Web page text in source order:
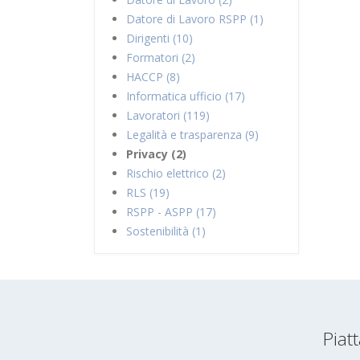
Datore di Lavoro RSPP (1)
Dirigenti (10)
Formatori (2)
HACCP (8)
Informatica ufficio (17)
Lavoratori (119)
Legalità e trasparenza (9)
Privacy (2)
Rischio elettrico (2)
RLS (19)
RSPP - ASPP (17)
Sostenibilità (1)